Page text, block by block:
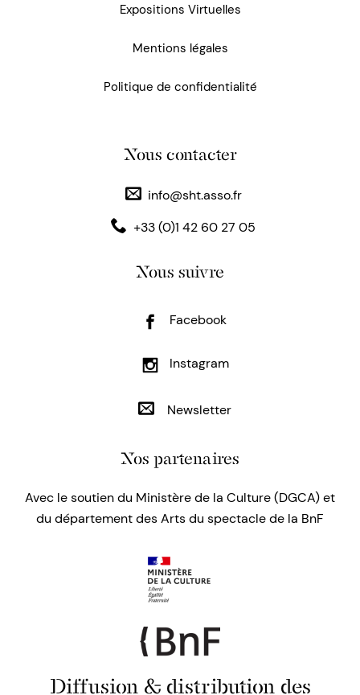
Expositions Virtuelles
Mentions légales
Politique de confidentialité
Nous contacter
info@sht.asso.fr
+33 (0)1 42 60 27 05
Nous suivre
Facebook
Instagram
Newsletter
Nos partenaires
Avec le soutien du Ministère de la Culture (DGCA) et
du département des Arts du spectacle de la BnF
Diffusion & distribution des